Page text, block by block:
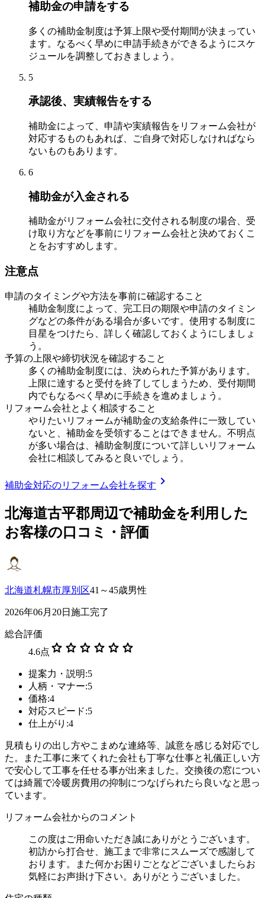
補助金の申請をする
多くの補助金制度は予算上限や受付期間が決まってい
ます。なるべく早めに申請手続きができるようにスケ
ジュールを調整しておきましょう。
5
承認後、実績報告をする
補助金によって、申請や実績報告をリフォーム会社が
対応するものもあれば、ご自身で対応しなければなら
ないものもあります。
6
補助金が入金される
補助金がリフォーム会社に交付される制度の場合、受
け取り方などを事前にリフォーム会社と決めておくこ
とをおすすめします。
注意点
申請のタイミングや方法を事前に確認すること
補助金制度によって、完工日の期限や申請のタイミン
グなどの条件がある場合が多いです。使用する制度に
目星をつけたら、詳しく確認しておくようにしましょ
う。
予算の上限や締切状況を確認すること
多くの補助金制度には、決められた予算があります。
上限に達すると受付を終了してしまうため、受付期間
内でもなるべく早めに手続きを進めましょう。
リフォーム会社とよく相談すること
やりたいリフォームが補助金の支給条件に一致してい
ないと、補助金を受領することはできません。不明点
が多い場合は、補助金制度について詳しいリフォーム
会社に相談してみると良いでしょう。
補助金対応のリフォーム会社を探す chevron_right
北海道古平郡周辺で補助金を利用した
お客様の口コミ・評価
北海道札幌市厚別区41～45歳男性
2026年06月20日施工完了
総合評価
4.6点 star star star star star star
提案力・説明:5
人柄・マナー:5
価格:4
対応スピード:5
仕上がり:4
見積もりの出し方やこまめな連絡等、誠意を感じる対応でし
た。また工事に来てくれた会社も丁寧な仕事と礼儀正しい方
で安心して工事を任せる事が出来ました。交換後の窓につい
ては綺麗で冷暖房費用の抑制につなげられたら良いなと思っ
ています。
リフォーム会社からのコメント
この度はご用命いただき誠にありがとうございます。
初訪から打合せ、施工まで非常にスムーズで感謝して
おります。また何かお困りごとなどございましたらお
気軽にお声掛け下さい。ありがとうございました。